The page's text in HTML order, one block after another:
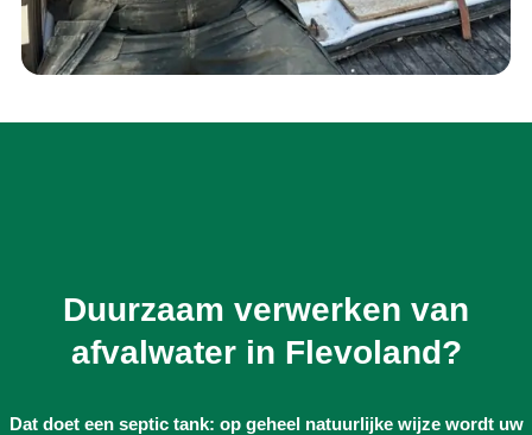
Duurzaam verwerken van
afvalwater in Flevoland?
Dat doet een septic tank: op geheel natuurlijke wijze wordt uw